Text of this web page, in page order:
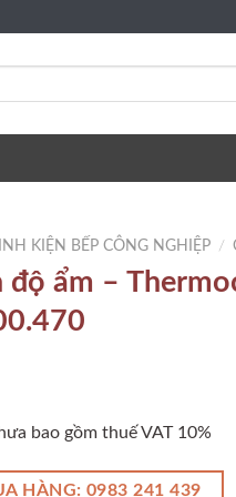
KIỆN BẾP CÔNG NGHIỆP /
độ ẩm –
bao gồm thuế VAT 10%
HÀNG: 0983 241 439